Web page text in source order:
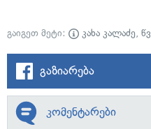
გაიგეთ მეტი: კახა კალაძე,
გაზიარება
კომენტარები